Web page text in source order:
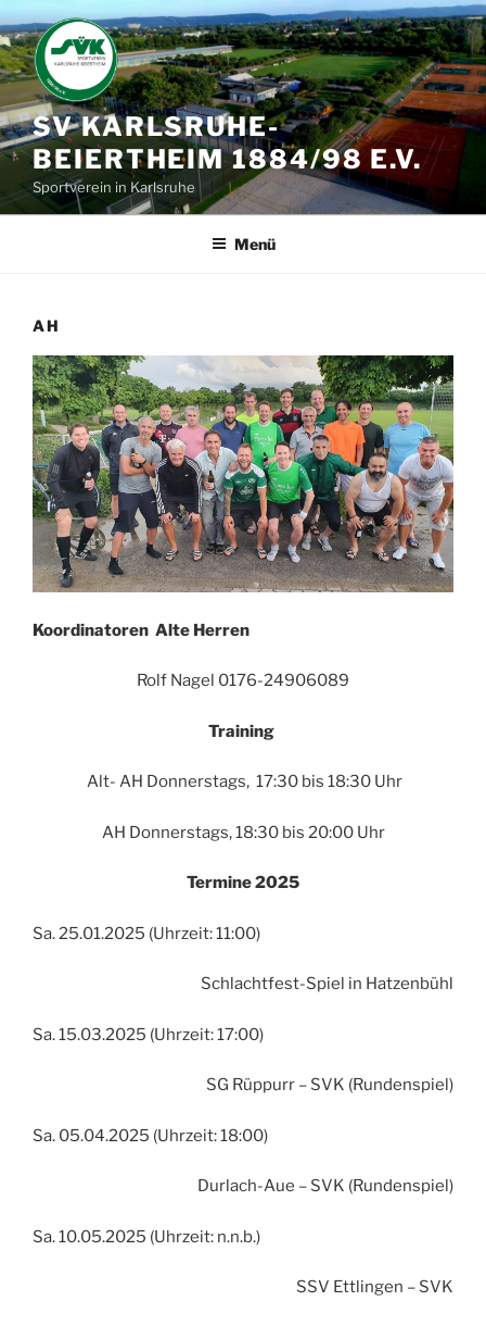
Zum
Inhalt
springen
SV KARLSRUHE-
BEIERTHEIM 1884/98 E.V.
Sportverein in Karlsruhe
Menü
AH
Koordinatoren Alte Herren
Rolf Nagel 0176-24906089
Training
Alt- AH Donnerstags, 17:30 bis 18:30 Uhr
AH Donnerstags, 18:30 bis 20:00 Uhr
Termine 2025
Sa. 25.01.2025 (Uhrzeit: 11:00)
Schlachtfest-Spiel in Hatzenbühl
Sa. 15.03.2025 (Uhrzeit: 17:00)
SG Rüppurr – SVK (Rundenspiel)
Sa. 05.04.2025 (Uhrzeit: 18:00)
Durlach-Aue – SVK (Rundenspiel)
Sa. 10.05.2025 (Uhrzeit: n.n.b.)
SSV Ettlingen – SVK